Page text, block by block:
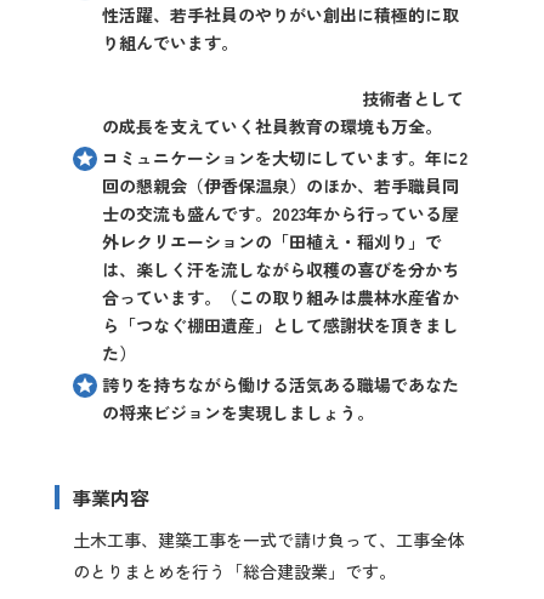
性活躍、若手社員のやりがい創出に積極的に取
り組んでいます。
技術者として
の成長を支えていく社員教育の環境も万全。
コミュニケーションを大切にしています。年に2
回の懇親会（伊香保温泉）のほか、若手職員同
士の交流も盛んです。2023年から行っている屋
外レクリエーションの「田植え・稲刈り」で
は、楽しく汗を流しながら収穫の喜びを分かち
合っています。（この取り組みは農林水産省か
ら「つなぐ棚田遺産」として感謝状を頂きまし
た）
誇りを持ちながら働ける活気ある職場であなた
の将来ビジョンを実現しましょう。
事業内容
土木工事、建築工事を一式で請け負って、工事全体
のとりまとめを行う「総合建設業」です。